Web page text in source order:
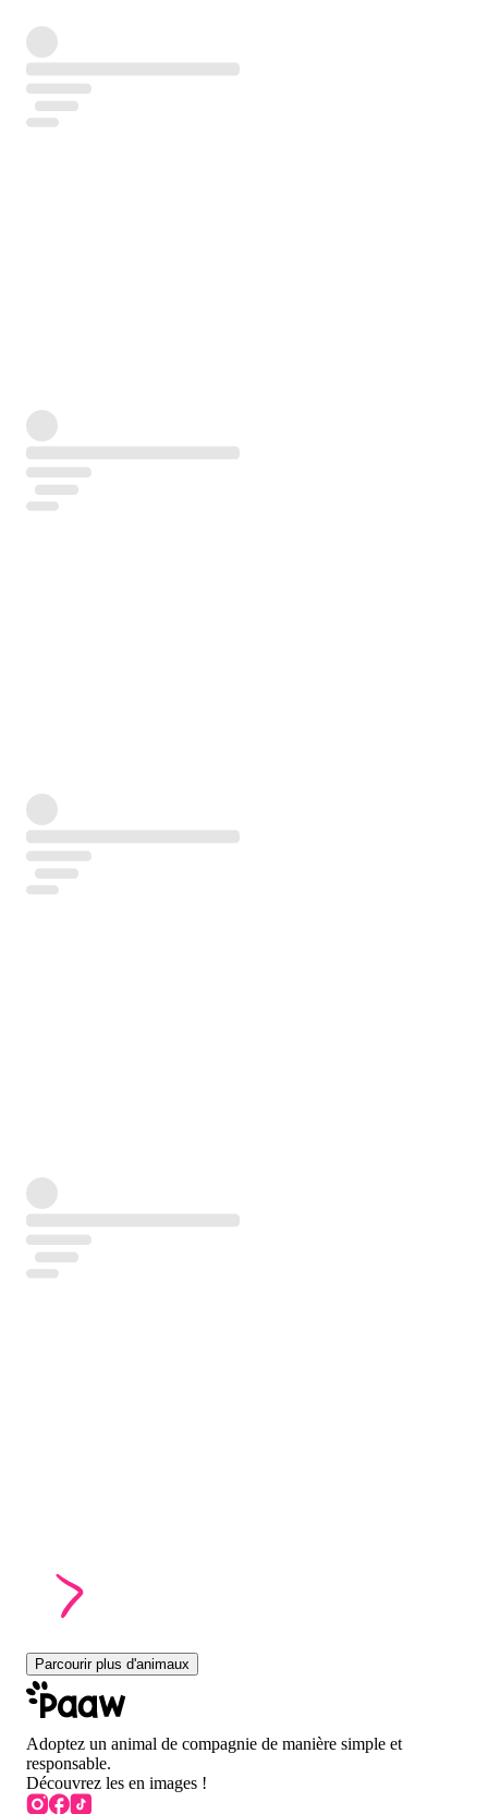
Parcourir plus d'animaux
Adoptez un animal de compagnie de manière simple et
responsable.
Découvrez les en images !